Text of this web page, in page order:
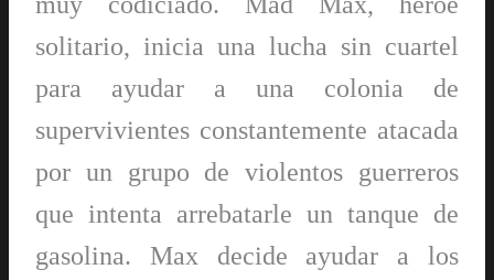
solitario, inicia una lucha sin cuartel
para ayudar a una colonia de
supervivientes constantemente atacada
por un grupo de violentos guerreros
que intenta arrebatarle un tanque de
gasolina. Max decide ayudar a los